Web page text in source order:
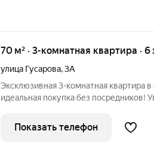
70 м² · 3-комнатная квартира ·
улица Гусарова,3А
Эксклюзивная 3-комнатная квартира
идеальная покупка без посредников!
комнатную квартиру в кирпичном
позволит вам сэкономить время и
Показать телефон